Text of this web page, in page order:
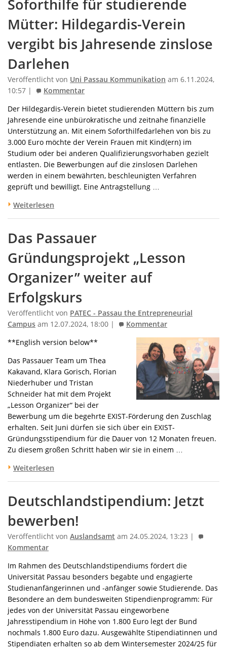
Soforthilfe für studierende
Mütter: Hildegardis-Verein
vergibt bis Jahresende zinslose
Darlehen
Veröffentlicht von Uni Passau Kommunikation am 6.11.2024,
10:57 |
Kommentar
Der Hildegardis-Verein bietet studierenden Müttern bis zum
Jahresende eine unbürokratische und zeitnahe finanzielle
Unterstützung an. Mit einem Soforthilfedarlehen von bis zu
3.000 Euro möchte der Verein Frauen mit Kind(ern) im
Studium oder bei anderen Qualifizierungsvorhaben gezielt
entlasten. Die Bewerbungen auf die zinslosen Darlehen
werden in einem bewährten, beschleunigten Verfahren
geprüft und bewilligt. Eine Antragstellung …
Weiterlesen
Das Passauer
Gründungsprojekt „Lesson
Organizer” weiter auf
Erfolgskurs
Veröffentlicht von PATEC - Passau the Entrepreneurial
Campus am 12.07.2024, 18:00 | Kommentar
**English version below**
Das Passauer Team um Thea
Kakavand, Klara Gorisch, Florian
Niederhuber und Tristan
Schneider hat mit dem Projekt
„Lesson Organizer“ bei der
Bewerbung um die begehrte EXIST-Förderung den Zuschlag
erhalten. Seit Juni dürfen sie sich über ein EXIST-
Gründungsstipendium für die Dauer von 12 Monaten freuen.
Zu diesem großen Schritt haben wir sie in einem …
Weiterlesen
Deutschlandstipendium: Jetzt
bewerben!
Veröffentlicht von Auslandsamt am 24.05.2024, 13:23 |
Kommentar
Im Rahmen des Deutschlandstipendiums fördert die
Universität Passau besonders begabte und engagierte
Studienanfängerinnen und -anfänger sowie Studierende. Das
Besondere an dem bundesweiten Stipendienprogramm: Für
jedes von der Universität Passau eingeworbene
Jahresstipendium in Höhe von 1.800 Euro legt der Bund
nochmals 1.800 Euro dazu. Ausgewählte Stipendiatinnen und
Stipendiaten erhalten so ab dem Wintersemester 2024/25 für